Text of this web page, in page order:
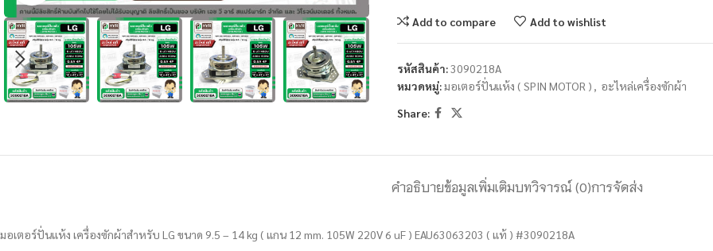
Add to compare Add to wishlist
รหัสสินค้า:3090218A
หมวดหมู่:มอเตอร์ปั่นแห้ง ( SPIN MOTOR ) , อะไหล่เครื่องซักผ้า
Share:
คำอธิบายข้อมูลเพิ่มเติมบทวิจารณ์ (0)การจัดส่ง
มอเตอร์ปั่นแห้ง เครื่องซักผ้าสำหรับ LG ขนาด 9.5 – 14 kg ( แกน 12 mm. 105W 220V 6 uF ) EAU63063203 ( แท้ ) #3090218A